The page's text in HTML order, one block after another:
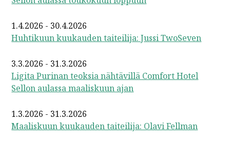
1.4.2026 - 30.4.2026
Huhtikuun kuukauden taiteilija: Jussi TwoSeven
3.3.2026 - 31.3.2026
Ligita Purinan teoksia nähtävillä Comfort Hotel
Sellon aulassa maaliskuun ajan
1.3.2026 - 31.3.2026
Maaliskuun kuukauden taiteilija: Olavi Fellman